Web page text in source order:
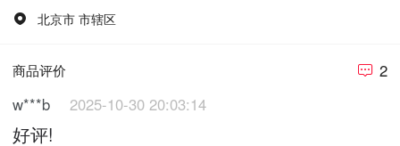
北京市 市辖区
商品评价
2
w***b
2025-10-30 20:03:14
好评!